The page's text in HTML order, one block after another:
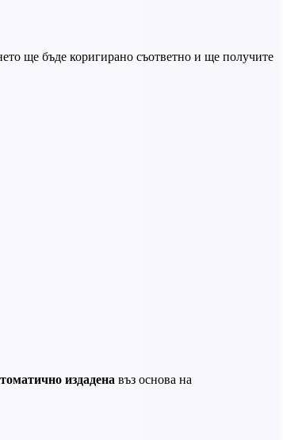
ще бъде коригирано съответно и ще получите
издадена въз основа на